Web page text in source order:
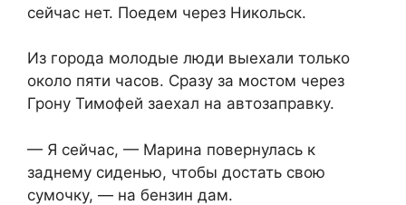
сейчас нет. Поедем через Никольск.
Из города молодые люди выехали только
около пяти часов. Сразу за мостом через
Грону Тимофей заехал на автозаправку.
— Я сейчас, — Марина повернулась к
заднему сиденью, чтобы достать свою
сумочку, — на бензин дам.